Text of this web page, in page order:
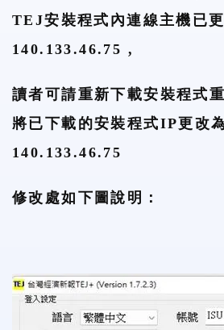
TEJ安裝程式內連線主機已
140.133.46.75 ,
讀者可請重新下載安裝程式
將已下載的安裝程式IP更改
140.133.46.75
修改處如下圖說明：